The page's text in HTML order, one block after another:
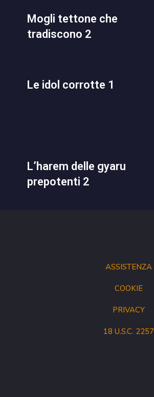
mogli tettone che
tradiscono 2
le idol corrotte 1
l’harem delle gyaru
prepotenti 2
ASSISTENZA
COOKIE
PRIVACY
18 U.S.C. 2257